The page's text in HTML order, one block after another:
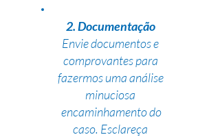
2. Documentação
Envie documentos e
comprovantes para
fazermos uma análise
minuciosa
encaminhamento do
caso. Esclareça